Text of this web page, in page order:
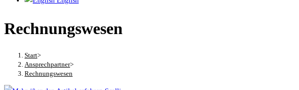
Rechnungswesen
Start>
Ansprechpartner>
Rechnungswesen